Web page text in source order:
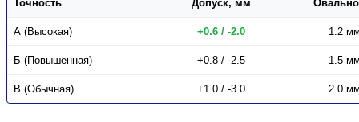
Точность Допуск, мм
А (Высокая) +0.6 / -2.0 1.2 мм
Б (Повышенная) +0.8 / -2.5 1.5 мм
В (Обычная) +1.0 / -3.0 2.0 мм